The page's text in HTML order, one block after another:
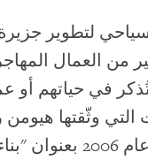
لتطوير
من العمال
في حياتهم أو
وثّقتها
ووتش في الإمارات العربية المتحدة، في تقريرها الصادر عام 2006